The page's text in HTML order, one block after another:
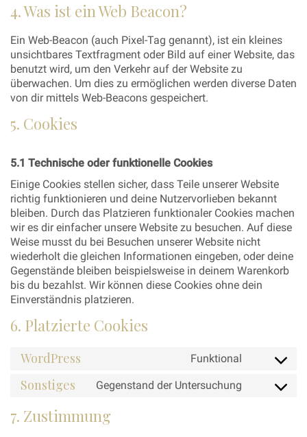
4. Was ist ein Web Beacon?
Ein Web-Beacon (auch Pixel-Tag genannt), ist ein kleines
unsichtbares Textfragment oder Bild auf einer Website, das
benutzt wird, um den Verkehr auf der Website zu
überwachen. Um dies zu ermöglichen werden diverse Daten
von dir mittels Web-Beacons gespeichert.
5. Cookies
5.1 Technische oder funktionelle Cookies
Einige Cookies stellen sicher, dass Teile unserer Website
richtig funktionieren und deine Nutzervorlieben bekannt
bleiben. Durch das Platzieren funktionaler Cookies machen
wir es dir einfacher unsere Website zu besuchen. Auf diese
Weise musst du bei Besuchen unserer Website nicht
wiederholt die gleichen Informationen eingeben, oder deine
Gegenstände bleiben beispielsweise in deinem Warenkorb
bis du bezahlst. Wir können diese Cookies ohne dein
Einverständnis platzieren.
6. Platzierte Cookies
WordPress Funktional
Consent
service
Sonstiges Gegenstand der Untersuchung
Consent
7. Zustimmung